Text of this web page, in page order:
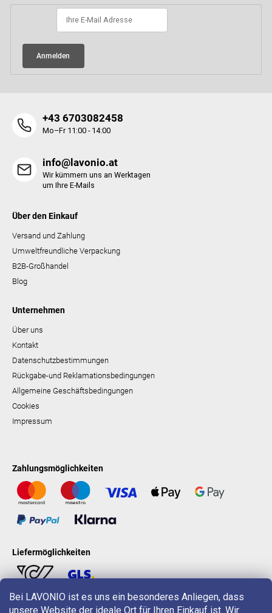
Bei LAVONIO ist es uns ein besonderes Anliegen, dass
unsere Website der ideale Ort für Ihren Einkauf ist. Wir
e
t
r
Anmelden
+43 6703082458
Mo–Fr 11:00 - 14:00
info@lavonio.at
Wir kümmern uns an Werktagen
um Ihre E-Mails
Über den Einkauf
Versand und Zahlung
Umweltfreundliche Verpackung
B2B-Großhandel
Blog
Unternehmen
Über uns
Kontakt
Datenschutzbestimmungen
Rückgabe-und Reklamationsbedingungen
Allgemeine Geschäftsbedingungen
Cookies
Impressum
Zahlungsmöglichkeiten
Liefermöglichkeiten